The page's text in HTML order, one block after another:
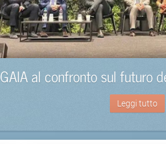
GAIA al confronto sul futuro
Leggi tutto